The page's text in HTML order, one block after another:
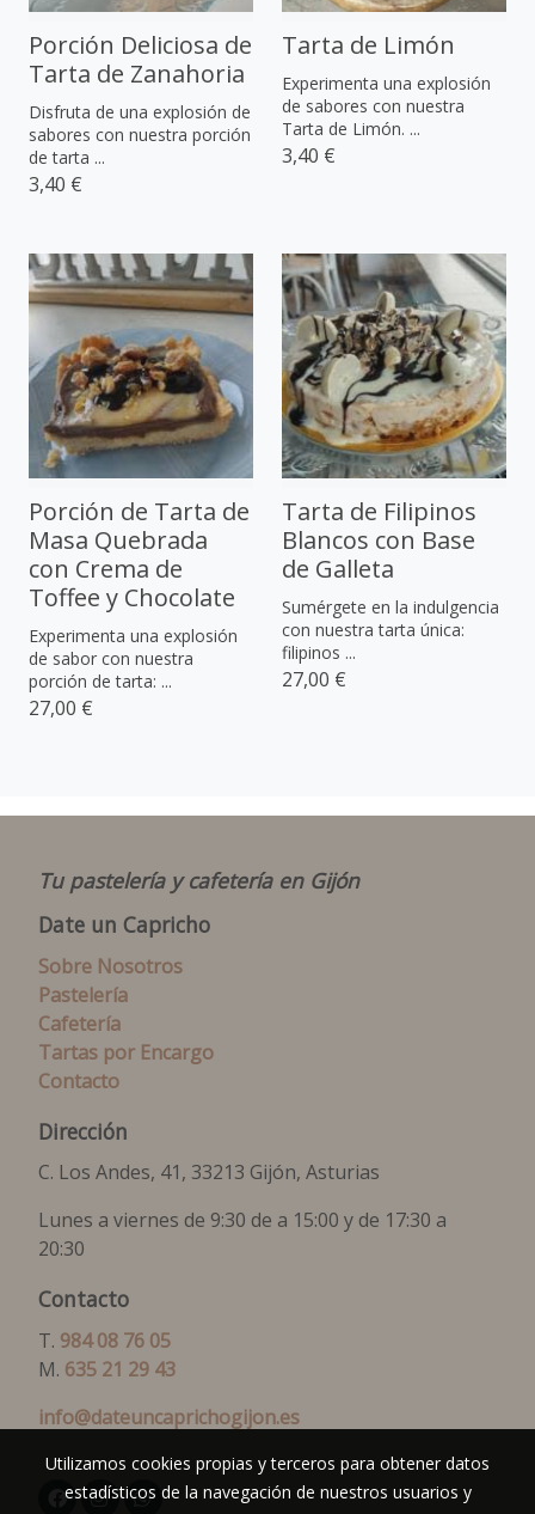
Porción Deliciosa de
Tarta de Zanahoria
Disfruta de una explosión de
sabores con nuestra porción
de tarta ...
3,40 €
Tarta de Limón
Experimenta una explosión
de sabores con nuestra
Tarta de Limón. ...
3,40 €
Porción de Tarta de
Masa Quebrada
con Crema de
Toffee y Chocolate
Experimenta una explosión
de sabor con nuestra
porción de tarta: ...
27,00 €
Tarta de Filipinos
Blancos con Base
de Galleta
Sumérgete en la indulgencia
con nuestra tarta única:
filipinos ...
27,00 €
Tu pastelería y cafetería en Gijón
Date un Capricho
Sobre Nosotros
Pastelería
Cafetería
Tartas por Encargo
Contacto
Dirección
C. Los Andes, 41, 33213 Gijón, Asturias
Lunes a viernes de 9:30 de a 15:00 y de 17:30 a
20:30
Contacto
T. 984 08 76 05
M. 635 21 29 43
info@dateuncaprichogijon.es
Utilizamos cookies propias y terceros para obtener datos
estadísticos de la navegación de nuestros usuarios y